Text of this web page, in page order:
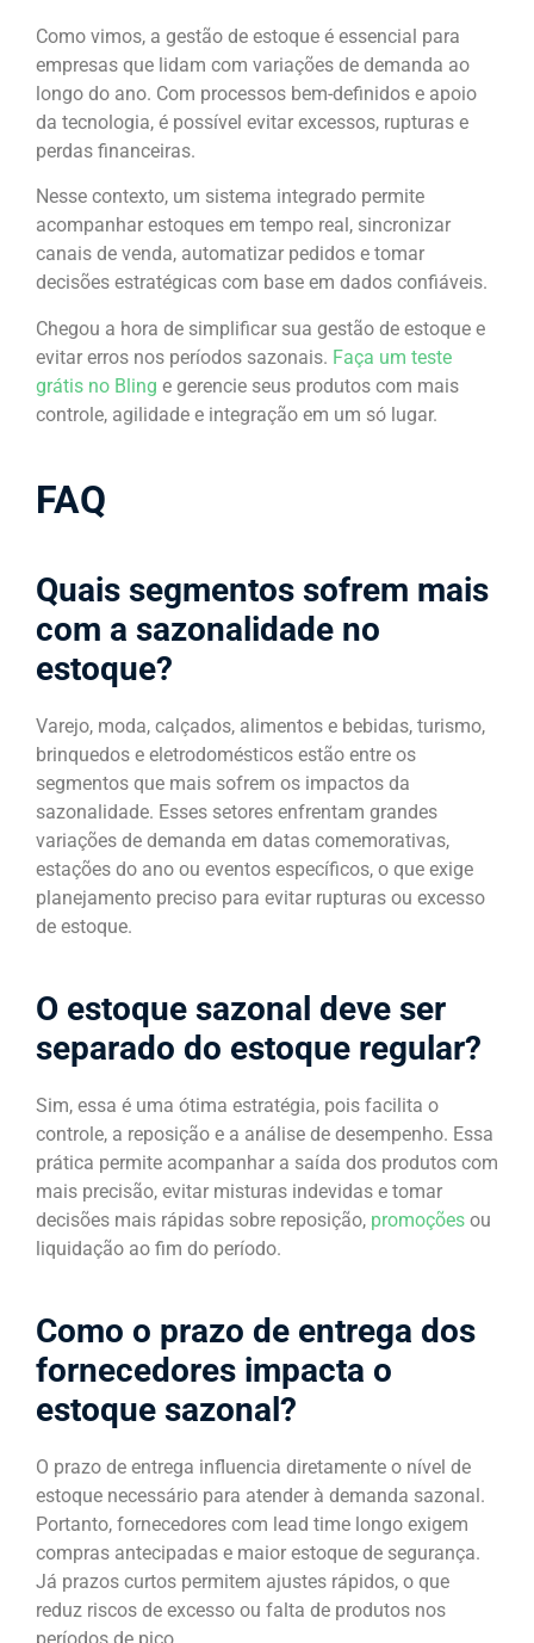
Como vimos, a gestão de estoque é essencial para
empresas que lidam com variações de demanda ao
longo do ano. Com processos bem-definidos e apoio
da tecnologia, é possível evitar excessos, rupturas e
perdas financeiras.
Nesse contexto, um sistema integrado permite
acompanhar estoques em tempo real, sincronizar
canais de venda, automatizar pedidos e tomar
decisões estratégicas com base em dados confiáveis.
Chegou a hora de simplificar sua gestão de estoque e
evitar erros nos períodos sazonais. Faça um teste
grátis no Bling e gerencie seus produtos com mais
controle, agilidade e integração em um só lugar.
FAQ
Quais segmentos sofrem mais
com a sazonalidade no
estoque?
Varejo, moda, calçados, alimentos e bebidas, turismo,
brinquedos e eletrodomésticos estão entre os
segmentos que mais sofrem os impactos da
sazonalidade. Esses setores enfrentam grandes
variações de demanda em datas comemorativas,
estações do ano ou eventos específicos, o que exige
planejamento preciso para evitar rupturas ou excesso
de estoque.
O estoque sazonal deve ser
separado do estoque regular?
Sim, essa é uma ótima estratégia, pois facilita o
controle, a reposição e a análise de desempenho. Essa
prática permite acompanhar a saída dos produtos com
mais precisão, evitar misturas indevidas e tomar
decisões mais rápidas sobre reposição, promoções ou
liquidação ao fim do período.
Como o prazo de entrega dos
fornecedores impacta o
estoque sazonal?
O prazo de entrega influencia diretamente o nível de
estoque necessário para atender à demanda sazonal.
Portanto, fornecedores com lead time longo exigem
compras antecipadas e maior estoque de segurança.
Já prazos curtos permitem ajustes rápidos, o que
reduz riscos de excesso ou falta de produtos nos
períodos de pico.